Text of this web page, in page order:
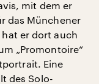
mit dem er
das Münchener
er dort auch
„Promontoire“
Eine
des Solo-